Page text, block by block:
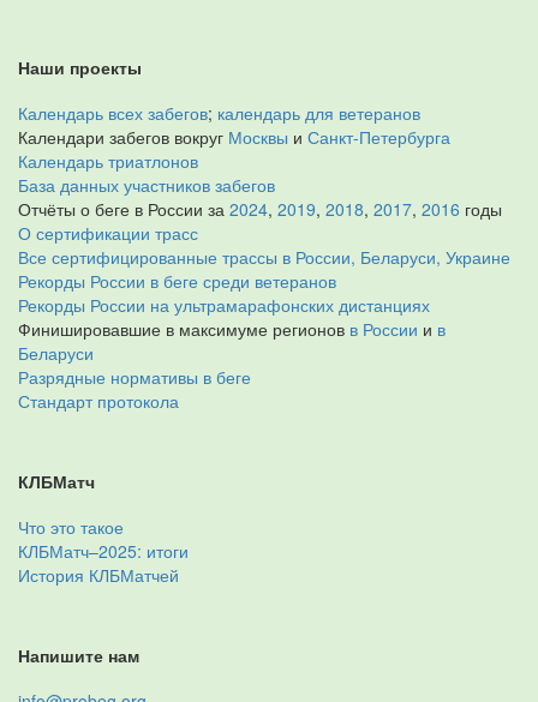
Наши проекты
Календарь всех забегов; календарь для ветеранов
Календари забегов вокруг Москвы и Санкт-Петербурга
Календарь триатлонов
База данных участников забегов
Отчёты о беге в России за 2024, 2019, 2018, 2017, 2016 годы
О сертификации трасс
Все сертифицированные трассы в России, Беларуси, Украине
Рекорды России в беге среди ветеранов
Рекорды России на ультрамарафонских дистанциях
Финишировавшие в максимуме регионов в России и в
Беларуси
Разрядные нормативы в беге
Стандарт протокола
КЛБМатч
Что это такое
КЛБМатч–2025: итоги
История КЛБМатчей
Напишите нам